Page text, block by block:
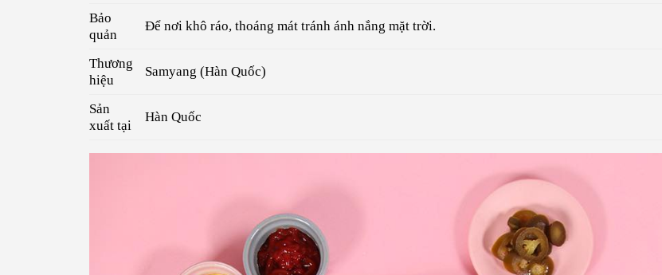
Bảo
quản
Để nơi khô ráo, thoáng mát tránh ánh nắng mặt trời.
Thương
hiệu
Samyang (Hàn Quốc)
Sản
xuất tại
Hàn Quốc